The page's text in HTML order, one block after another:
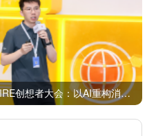
数云Agent OS亮相华为云INSPIRE创想者大会：以AI重构消费者运营与零售营销新范式